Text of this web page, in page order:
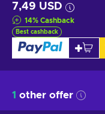
7,49 USD
14% Cashback
Best cashback
1 other offer